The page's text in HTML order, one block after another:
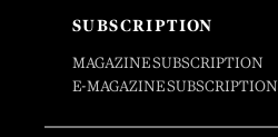
SUBSCRIPTION
MAGAZINE SUBSCRIPTION
E-MAGAZINE SUBSCRIPTION